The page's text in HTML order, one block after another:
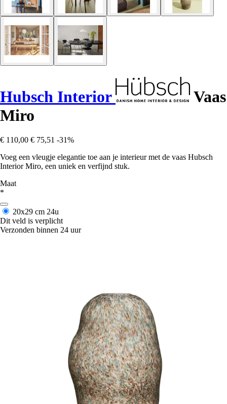
Hubsch Interior
Vaas
Miro
€ 110,00 € 75,51 -31%
Voeg een vleugje elegantie toe aan je interieur met de vaas Hubsch
Interior Miro, een uniek en verfijnd stuk.
Maat
*
20x29 cm 24u
Dit veld is verplicht
Verzonden binnen 24 uur